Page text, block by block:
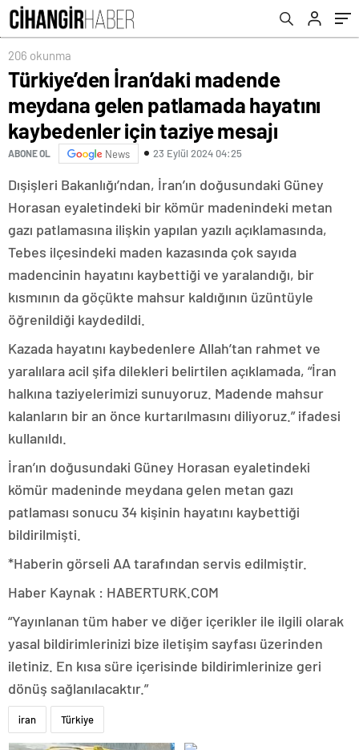
taziye mesajı
206 okunma
Türkiye’den İran’daki madende
meydana gelen patlamada hayatını
kaybedenler için taziye mesajı
ABONE OL News 23 Eylül 2024 04:25
Dışişleri Bakanlığı’ndan, İran’ın doğusundaki Güney
Horasan eyaletindeki bir kömür madenindeki metan
gazı patlamasına ilişkin yapılan yazılı açıklamasında,
Tebes ilçesindeki maden kazasında çok sayıda
madencinin hayatını kaybettiği ve yaralandığı, bir
kısmının da göçükte mahsur kaldığının üzüntüyle
öğrenildiği kaydedildi.
Kazada hayatını kaybedenlere Allah’tan rahmet ve
yaralılara acil şifa dilekleri belirtilen açıklamada, “İran
halkına taziyelerimizi sunuyoruz. Madende mahsur
kalanların bir an önce kurtarılmasını diliyoruz.” ifadesi
kullanıldı.
İran’ın doğusundaki Güney Horasan eyaletindeki
kömür madeninde meydana gelen metan gazı
patlaması sonucu 34 kişinin hayatını kaybettiği
bildirilmişti.
*Haberin görseli AA tarafından servis edilmiştir.
Haber Kaynak : HABERTURK.COM
“Yayınlanan tüm haber ve diğer içerikler ile ilgili olarak
yasal bildirimlerinizi bize iletişim sayfası üzerinden
iletiniz. En kısa süre içerisinde bildirimlerinize geri
dönüş sağlanılacaktır.”
iran Türkiye